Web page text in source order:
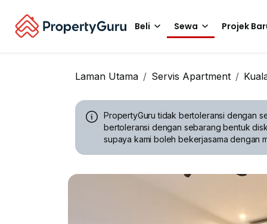
Beli Sewa Projek
Laman Utama Servis Apartment
PropertyGuru tidak bertoleransi dengan
bertoleransi dengan sebarang bentuk
supaya kami boleh bekerjasama dengan